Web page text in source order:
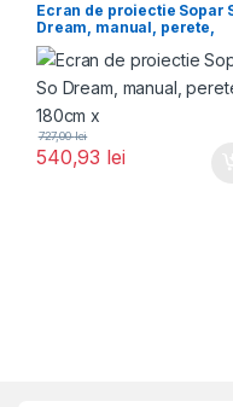
Ecran de proiectie Sopar
Dream, manual, perete,
180cm x
540,93 lei
727,00lei